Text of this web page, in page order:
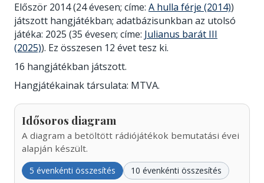
Először 2014 (24 évesen; címe: A hulla férje (2014))
játszott hangjátékban; adatbázisunkban az utolsó
játéka: 2025 (35 évesen; címe: Julianus barát III
(2025)). Ez összesen 12 évet tesz ki.
16 hangjátékban játszott.
Hangjátékainak társulata: MTVA.
Idősoros diagram
A diagram a betöltött rádiójátékok bemutatási évei
alapján készült.
5 évenkénti összesítés 10 évenkénti összesítés